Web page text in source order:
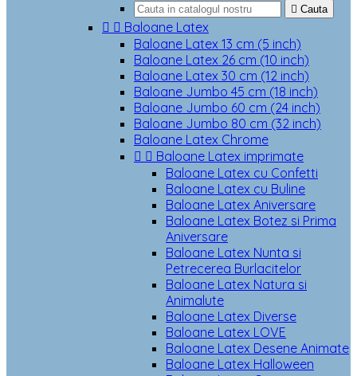
 Cauta
  Baloane Latex
Baloane Latex 13 cm (5 inch)
Baloane Latex 26 cm (10 inch)
Baloane Latex 30 cm (12 inch)
Baloane Jumbo 45 cm (18 inch)
Baloane Jumbo 60 cm (24 inch)
Baloane Jumbo 80 cm (32 inch)
Baloane Latex Chrome
  Baloane Latex imprimate
Baloane Latex cu Confetti
Baloane Latex cu Buline
Baloane Latex Aniversare
Baloane Latex Botez si Prima
Aniversare
Baloane Latex Nunta si
Petrecerea Burlacitelor
Baloane Latex Natura si
Animalute
Baloane Latex Diverse
Baloane Latex LOVE
Baloane Latex Desene Animate
Baloane Latex Halloween